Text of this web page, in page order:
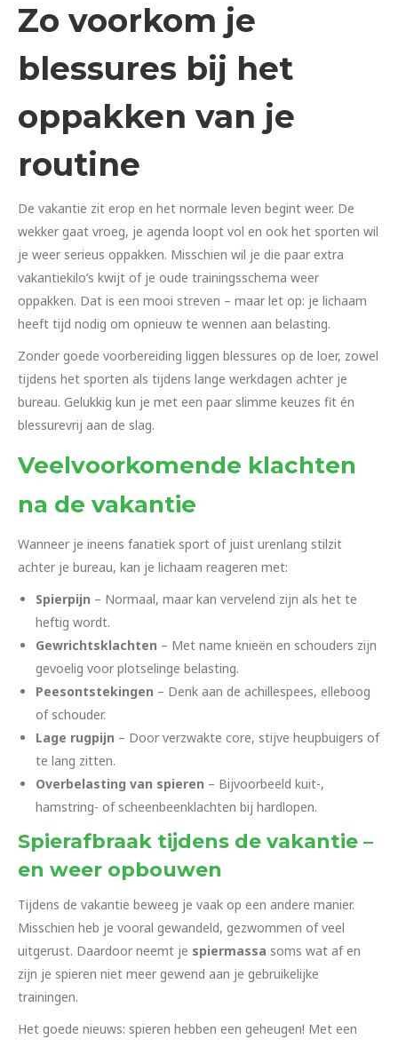
Zo voorkom je
blessures bij het
oppakken van je
routine
De vakantie zit erop en het normale leven begint weer. De
wekker gaat vroeg, je agenda loopt vol en ook het sporten wil
je weer serieus oppakken. Misschien wil je die paar extra
vakantiekilo’s kwijt of je oude trainingsschema weer
oppakken. Dat is een mooi streven – maar let op: je lichaam
heeft tijd nodig om opnieuw te wennen aan belasting.
Zonder goede voorbereiding liggen blessures op de loer, zowel
tijdens het sporten als tijdens lange werkdagen achter je
bureau. Gelukkig kun je met een paar slimme keuzes fit én
blessurevrij aan de slag.
Veelvoorkomende klachten
na de vakantie
Wanneer je ineens fanatiek sport of juist urenlang stilzit
achter je bureau, kan je lichaam reageren met:
Spierpijn – Normaal, maar kan vervelend zijn als het te
heftig wordt.
Gewrichtsklachten – Met name knieën en schouders zijn
gevoelig voor plotselinge belasting.
Peesontstekingen – Denk aan de achillespees, elleboog
of schouder.
Lage rugpijn – Door verzwakte core, stijve heupbuigers of
te lang zitten.
Overbelasting van spieren – Bijvoorbeeld kuit-,
hamstring- of scheenbeenklachten bij hardlopen.
Spierafbraak tijdens de vakantie –
en weer opbouwen
Tijdens de vakantie beweeg je vaak op een andere manier.
Misschien heb je vooral gewandeld, gezwommen of veel
uitgerust. Daardoor neemt je spiermassa soms wat af en
zijn je spieren niet meer gewend aan je gebruikelijke
trainingen.
Het goede nieuws: spieren hebben een geheugen! Met een